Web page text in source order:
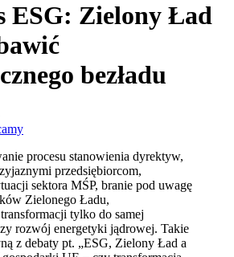
ESG: Zielony Ład
bezładu
procesu stanowienia dyrektyw,
przedsiębiorcom,
sektora MŚP, branie pod uwagę
Zielonego Ładu,
tylko do samej
rozwój energetyki jądrowej. Takie
z debaty pt. „ESG, Zielony Ład a